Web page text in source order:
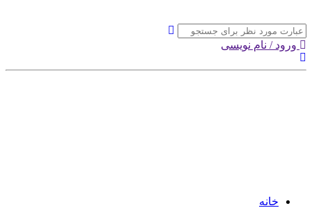
ورود / نام نویسی
خانه